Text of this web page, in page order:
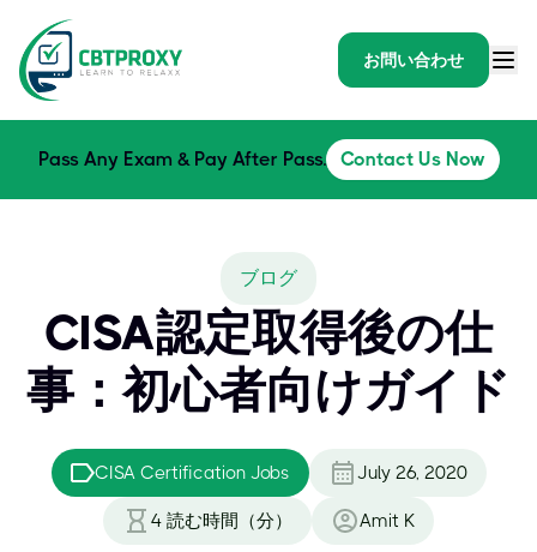
お問い合わせ
Pass Any Exam & Pay After Pass. Contact Us Now
ブログ
CISA認定取得後の仕
事：初心者向けガイド
CISA Certification Jobs July 26, 2020
4 読む時間（分） Amit K